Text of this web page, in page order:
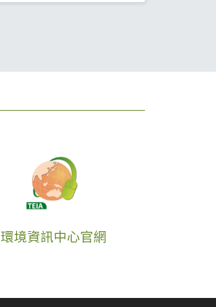
環境資訊中心官網